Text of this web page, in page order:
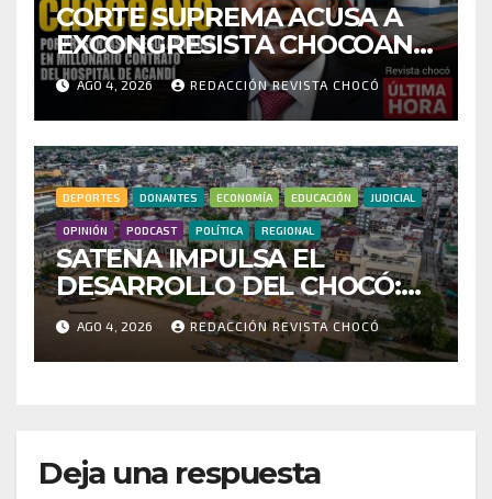
CORTE SUPREMA ACUSA A
EXCONGRESISTA CHOCOANO
POR PRESUNTAS
IRREGULARIDADES EN
MILLONARIO CONTRATO
DEL HOSPITAL DE ACANDÍ
AGO 4, 2026 REDACCIÓN REVISTA CHOCÓ
DEPORTES DONANTES ECONOMÍA EDUCACIÓN JUDICIAL
OPINIÓN PODCAST POLÍTICA REGIONAL
SATENA IMPULSA EL
DESARROLLO DEL CHOCÓ:
MÁS DE 35 MIL PASAJEROS
MOVILIZADOS Y NUEVAS
RUTAS FORTALECEN LA
AGO 4, 2026 REDACCIÓN REVISTA CHOCÓ
Deja una respuesta